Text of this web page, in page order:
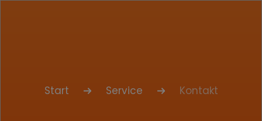
Start Service Kontakt